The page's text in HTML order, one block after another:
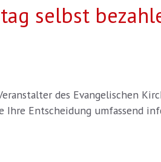
selbst
des Evangelischen
Ihre Entscheidung umfassend